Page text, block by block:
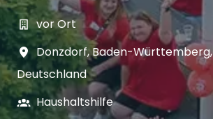
vor Ort
Donzdorf,Baden-Württemberg,
Deutschland
Haushaltshilfe